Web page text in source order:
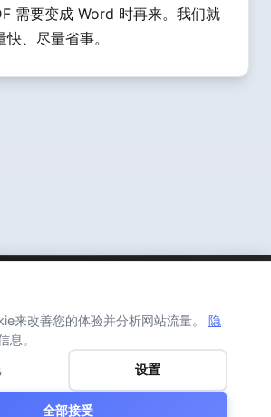
需要变成 Word 时再来。我们就
、尽量省事。
PDF2Word
们联系我们隐私政策服务条款
来改善您的体验并分析网站流量。 隐
息。
设置
全部接受